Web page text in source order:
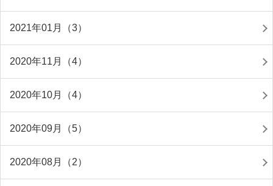
2021年01月（3）
2020年11月（4）
2020年10月（4）
2020年09月（5）
2020年08月（2）